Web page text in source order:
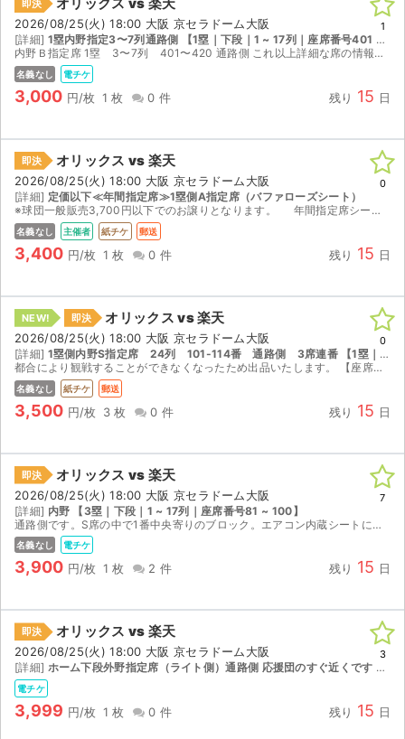
即決
2026/08/25(火) 18:00 大阪 京セラドーム大阪
[詳細] 1塁内野指定3〜7列通路側 【1塁｜下段｜1 ~ 17列｜座席番号401 ~ 420】
内野Ｂ指定席 1塁 3〜7列 401〜420 通路側 これ以上詳細な席の情報はお出しできません。 ご購入後、取引連絡にＱＲコード発券用のURLを記載します。 受取評価は試合成立後でお願いします...
名義なし 電チケ
3,000 円/枚 1 枚 0 件 残り 15 日
1
即決 オリックス vs 楽天
2026/08/25(火) 18:00 大阪 京セラドーム大阪
[詳細] 定価以下≪年間指定席≫1塁側A指定席（バファローズシート）
※球団一般販売3,700円以下でのお譲りとなります。 年間指定席シーズンシート【通路側】 1塁バファローズシート（A指定席の範囲）18列～23列 101番～233番までの間。 階...
名義なし 主催者 紙チケ 郵送
3,400 円/枚 1 枚 0 件 残り 15 日
0
NEW! 即決 オリックス vs 楽天
2026/08/25(火) 18:00 大阪 京セラドーム大阪
[詳細] 1塁側内野S指定席 24列 101-114番 通路側 3席連番 【1塁｜下段｜18 ~ 33列｜座席番号101 ~ 120】
都合により観戦することができなくなったため出品いたします。 【座席情報】 1塁側 内野S指定席（通路側） 通路脇3席独立シートです。見やすく出入りもしやすいお席です。 【チケット受け渡し】 ...
名義なし 紙チケ 郵送
3,500 円/枚 3 枚 0 件 残り 15 日
0
即決 オリックス vs 楽天
2026/08/25(火) 18:00 大阪 京セラドーム大阪
[詳細] 内野 【3塁｜下段｜1 ~ 17列｜座席番号81 ~ 100】
通路側です。S席の中で1番中央寄りのブロック。エアコン内蔵シートになります。都合により別席での観戦となりましたため出品いたします。 【座席情報】 通路側。100番以内の中央寄り 3塁側 内野Ｓ...
名義なし 電チケ
3,900 円/枚 1 枚 2 件 残り 15 日
7
即決 オリックス vs 楽天
2026/08/25(火) 18:00 大阪 京セラドーム大阪
[詳細] ホーム下段外野指定席（ライト側）通路側 応援団のすぐ近くです 【1塁｜下段｜18 ~ 33列｜座席番号561 ~ 620】
電チケ
3,999 円/枚 1 枚 0 件 残り 15 日
3